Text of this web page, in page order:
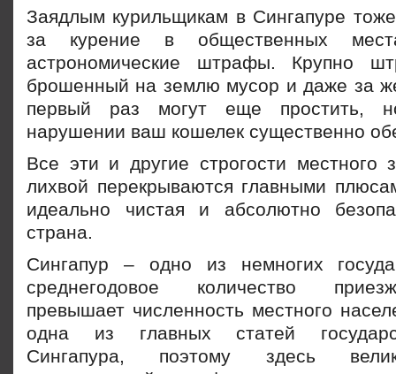
Заядлым курильщикам в Сингапуре
за курение в общественных
астрономические штрафы. Крупно
брошенный на землю мусор и даже за
первый раз могут еще простить,
нарушении ваш кошелек существенно
Все эти и другие строгости местного
лихвой перекрываются главными
идеально чистая и абсолютно
страна.
Сингапур – одно из немногих
среднегодовое количество
превышает численность местного
одна из главных статей
Сингапура, поэтому здесь